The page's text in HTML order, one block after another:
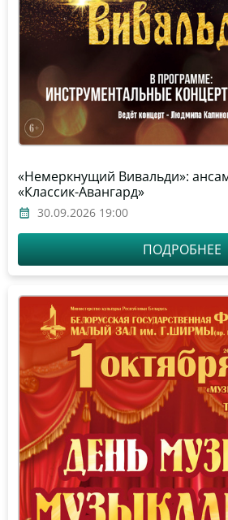
«Немеркнущий Вивальди»:
«Классик-Авангард»
30.09.2026 19:00
ПОДРОБНЕЕ